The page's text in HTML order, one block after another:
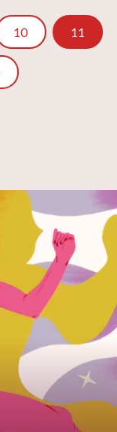
Strona
10 11